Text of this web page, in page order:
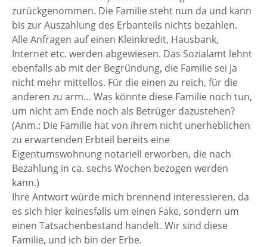
zurückgenommen. Die Familie steht nun da und kann
bis zur Auszahlung des Erbanteils nichts bezahlen.
Alle Anfragen auf einen Kleinkredit, Hausbank,
Internet etc. werden abgewiesen. Das Sozialamt lehnt
ebenfalls ab mit der Begründung, die Familie sei ja
nicht mehr mittellos. Für die einen zu reich, für die
anderen zu arm… Was könnte diese Familie noch tun,
um nicht am Ende noch als Betrüger dazustehen?
(Anm.: Die Familie hat von ihrem nicht unerheblichen
zu erwartenden Erbteil bereits eine
Eigentumswohnung notariell erworben, die nach
Bezahlung in ca. sechs Wochen bezogen werden
kann.)
Ihre Antwort würde mich brennend interessieren, da
es sich hier keinesfalls um einen Fake, sondern um
einen Tatsachenbestand handelt. Wir sind diese
Familie, und ich bin der Erbe.